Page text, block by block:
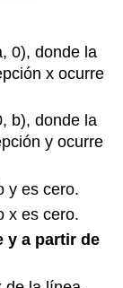
0), donde la
x ocurre
b), donde la
y ocurre
y es cero.
x es cero.
y a partir de